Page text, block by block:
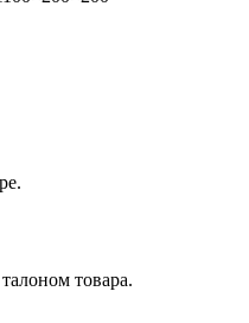
товара.